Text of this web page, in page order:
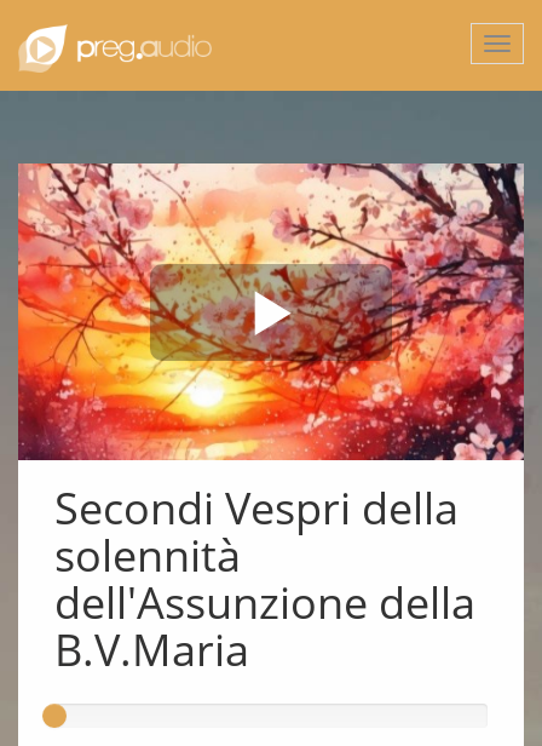
Secondi Vespri della
solennità
dell'Assunzione della
B.V.Maria